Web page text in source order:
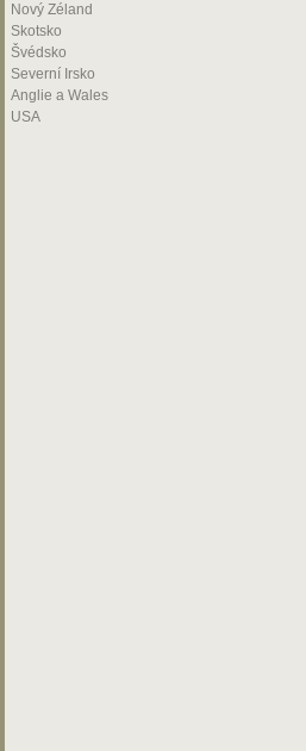
Nový Zéland
Skotsko
Švédsko
Severní Irsko
Anglie a Wales
USA